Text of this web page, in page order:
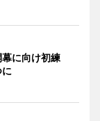
に向け初練